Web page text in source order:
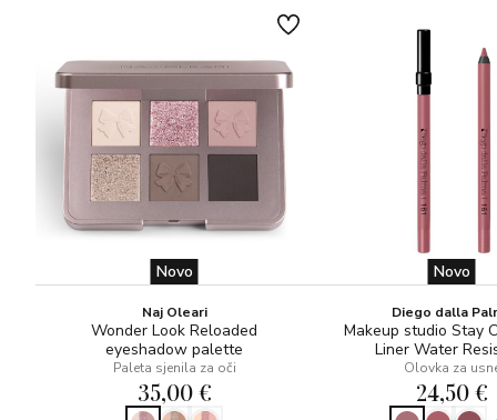
ARANCIO PALE s mirisom breskve
ROSSO s mirisom maline
Novo
Naj Oleari
Wonder Look Reloaded
eyeshadow palette
Paleta sjenila za oči
35,00 €
Novo
Diego dalla
Makeup studio Stay
Liner Water
Olovka za
24,50 €